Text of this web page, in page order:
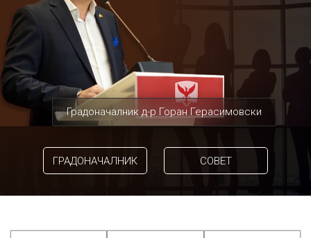
Градоначалник д-р Горан Герасимовски
ГРАДОНАЧАЛНИК СОВЕТ